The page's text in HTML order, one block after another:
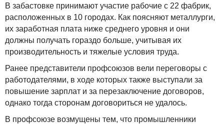
В забастовке принимают участие рабочие с 22 фабрик,
расположенных в 10 городах. Как поясняют металлурги,
их заработная плата ниже среднего уровня и они
должны получать гораздо больше, учитывая их
производительность и тяжелые условия труда.
Ранее представители профсоюзов вели переговоры с
работодателями, в ходе которых также выступали за
повышение зарплат и за перезаключение договоров,
однако тогда сторонам договориться не удалось.
В профсоюзе возмущены тем, что промышленники